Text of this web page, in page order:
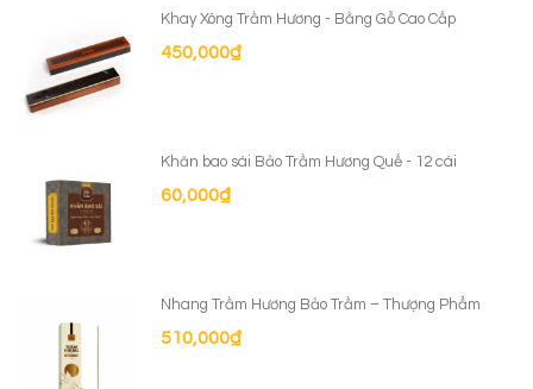
Khay Xông Trầm Hương - Bằng Gỗ Cao Cấp
450,000₫
Khăn bao sái Bảo Trầm Hương Quế - 12 cái
60,000₫
Nhang Trầm Hương Bảo Trầm – Thượng Phẩm
510,000₫